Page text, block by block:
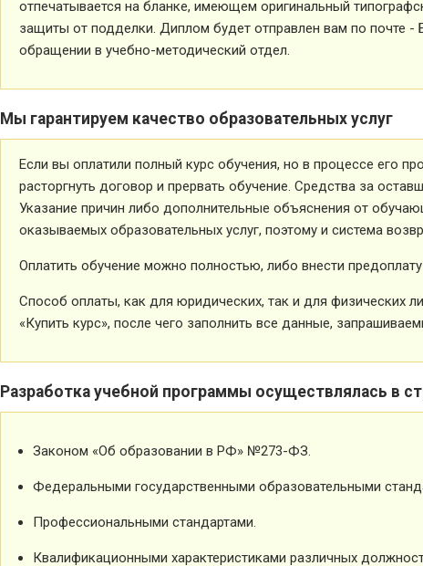
отпечатывается на бланке, имеющем оригинальный
защиты от подделки. Диплом будет отправлен вам по почте
обращении в учебно-методический отдел.
Мы гарантируем качество образовательных услуг
Если вы оплатили полный курс обучения, но в процессе его
расторгнуть договор и прервать обучение. Средства за
Указание причин либо дополнительные объяснения от
оказываемых образовательных услуг, поэтому и система
Оплатить обучение можно полностью, либо внести
Способ оплаты, как для юридических, так и для физических
«Купить курс», после чего заполнить все данные,
Разработка учебной программы осуществлялась в
Законом «Об образовании в РФ» №273-ФЗ.
Федеральными государственными образовательными
Профессиональными стандартами.
Квалификационными характеристиками различных